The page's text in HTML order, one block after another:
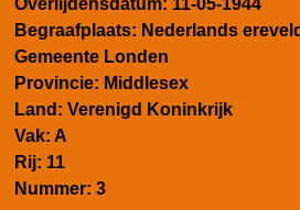
Overlijdensdatum: 11-05-1944
Begraafplaats: Nederlands
Gemeente Londen
Provincie: Middlesex
Land: Verenigd Koninkrijk
Vak: A
Rij: 11
Nummer: 3